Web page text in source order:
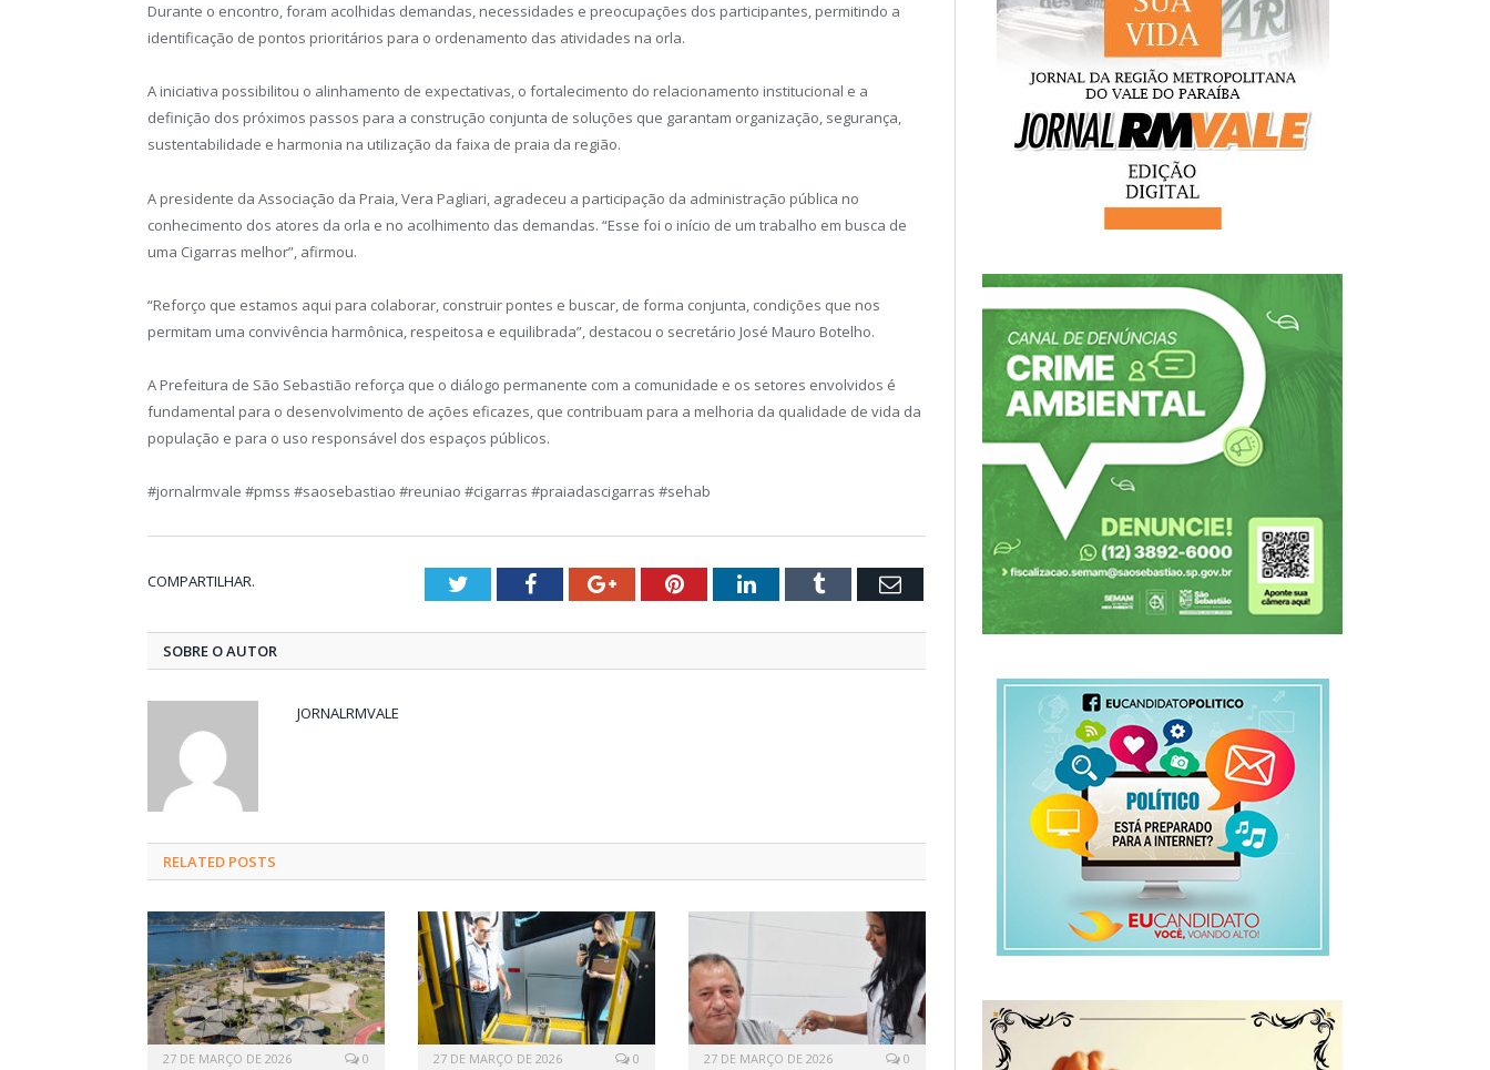
Durante o encontro, foram acolhidas demandas, necessidades e preocupações dos participantes, permitindo a
identificação de pontos prioritários para o ordenamento das atividades na orla.
A iniciativa possibilitou o alinhamento de expectativas, o fortalecimento do relacionamento institucional e a
definição dos próximos passos para a construção conjunta de soluções que garantam organização, segurança,
sustentabilidade e harmonia na utilização da faixa de praia da região.
A presidente da Associação da Praia, Vera Pagliari, agradeceu a participação da administração pública no
conhecimento dos atores da orla e no acolhimento das demandas. “Esse foi o início de um trabalho em busca de
uma Cigarras melhor”, afirmou.
“Reforço que estamos aqui para colaborar, construir pontes e buscar, de forma conjunta, condições que nos
permitam uma convivência harmônica, respeitosa e equilibrada”, destacou o secretário José Mauro Botelho.
A Prefeitura de São Sebastião reforça que o diálogo permanente com a comunidade e os setores envolvidos é
fundamental para o desenvolvimento de ações eficazes, que contribuam para a melhoria da qualidade de vida da
população e para o uso responsável dos espaços públicos.
#jornalrmvale #pmss #saosebastiao #reuniao #cigarras #praiadascigarras #sehab
COMPARTILHAR. TwitterFacebookGoogle+PinterestLinkedInTumblr Email
SOBRE O AUTOR
JORNALRMVALE
RELATED POSTS
27 DE MARÇO DE 2026 0 27 DE MARÇO DE 2026 0 27 DE MARÇO DE 2026 0